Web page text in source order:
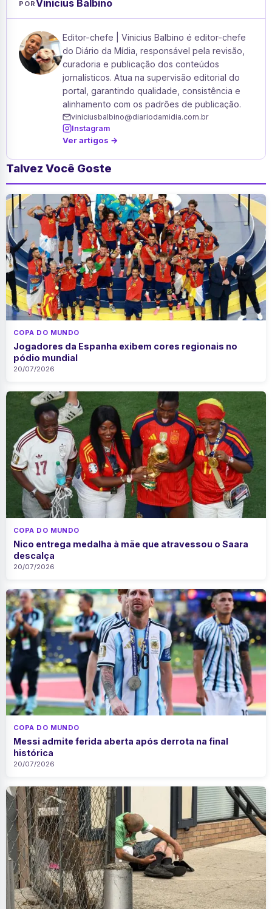
PORVinicius Balbino
Editor-chefe | Vinicius Balbino é editor-chefe
do Diário da Mídia, responsável pela revisão,
curadoria e publicação dos conteúdos
jornalísticos. Atua na supervisão editorial do
portal, garantindo qualidade, consistência e
alinhamento com os padrões de publicação.
viniciusbalbino@diariodamidia.com.br
Instagram
Ver artigos →
Talvez Você Goste
COPA DO MUNDO
Jogadores da Espanha exibem cores regionais no
pódio mundial
20/07/2026
COPA DO MUNDO
Nico entrega medalha à mãe que atravessou o Saara
descalça
20/07/2026
COPA DO MUNDO
Messi admite ferida aberta após derrota na final
histórica
20/07/2026